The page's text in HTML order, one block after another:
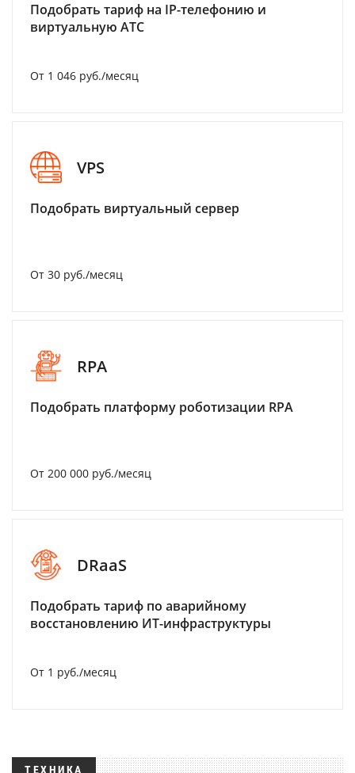
Подобрать тариф на IP-телефонию и
виртуальную АТС
От 1 046 руб./месяц
VPS
Подобрать виртуальный сервер
От 30 руб./месяц
RPA
Подобрать платформу роботизации RPA
От 200 000 руб./месяц
DRaaS
Подобрать тариф по аварийному
восстановлению ИТ-инфраструктуры
От 1 руб./месяц
ТЕХНИКА